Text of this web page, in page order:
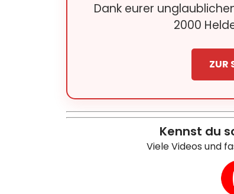
Dank eurer
2000
ZUR
Kennst du
Viele Videos und